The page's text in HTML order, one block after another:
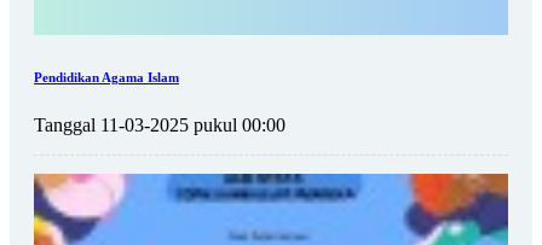
Pendidikan Agama Islam
Tanggal 11-03-2025 pukul 00:00